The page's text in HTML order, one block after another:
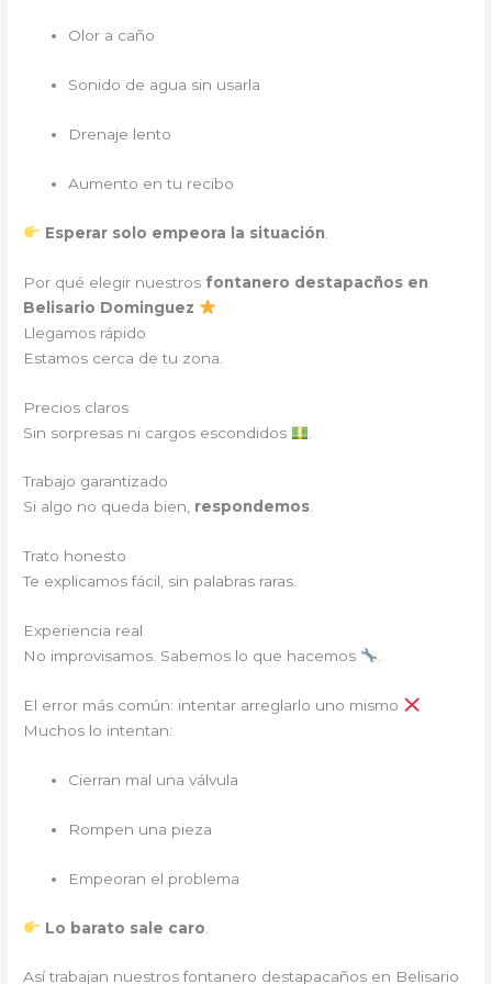
Olor a caño
Sonido de agua sin usarla
Drenaje lento
Aumento en tu recibo
Esperar solo empeora la situación
Por qué elegir nuestros fontanero destapacños en
Belisario Dominguez
Llegamos rápido
Estamos cerca de tu zona.
Precios claros
Sin sorpresas ni cargos escondidos
Trabajo garantizado
Si algo no queda bien, respondemos.
Trato honesto
Te explicamos fácil, sin palabras raras.
Experiencia real
No improvisamos. Sabemos lo que hacemos
El error más común: intentar arreglarlo uno mismo
Muchos lo intentan:
Cierran mal una válvula
Rompen una pieza
Empeoran el problema
Lo barato sale caro
Así trabajan nuestros fontanero destapacaños en Belisario